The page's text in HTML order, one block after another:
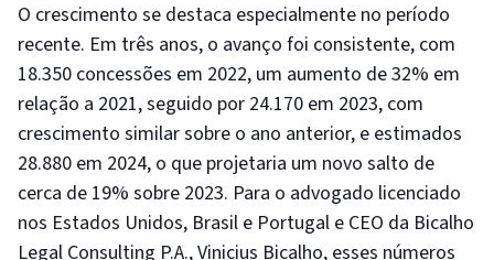
O crescimento se destaca especialmente no período
recente. Em três anos, o avanço foi consistente, com
18.350 concessões em 2022, um aumento de 32% em
relação a 2021, seguido por 24.170 em 2023, com
crescimento similar sobre o ano anterior, e estimados
28.880 em 2024, o que projetaria um novo salto de
cerca de 19% sobre 2023. Para o advogado licenciado
nos Estados Unidos, Brasil e Portugal e CEO da Bicalho
Legal Consulting P.A., Vinicius Bicalho, esses números